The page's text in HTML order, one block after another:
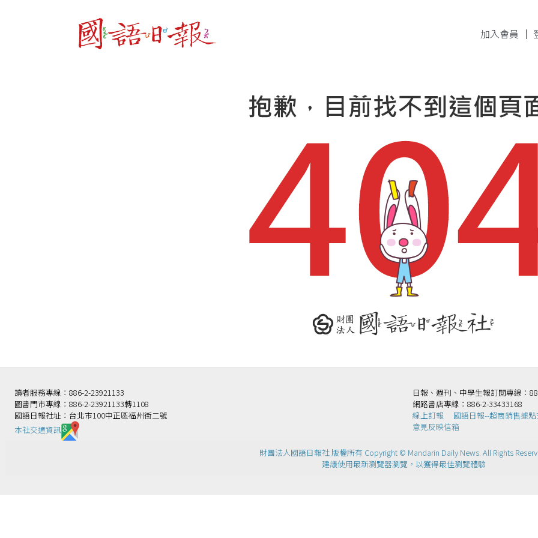
加入會員 ｜
讀者服務專線：886-2-23921133
圖書門市專線：886-2-23921133轉1108
國語日報社址：台北市100中正區福州街二號
本社交通資訊️
日報、週刊、中學生報訂閱專線：
網路書店專線：886-2-33433168
線上訂報
國語日報--超商銷售據
意見反映信箱
財團法人國語日報社 版權所有 Copyright © Mandarin Daily News. All Rights
建議使用最新瀏覽器瀏覽，以獲得最佳瀏覽體驗